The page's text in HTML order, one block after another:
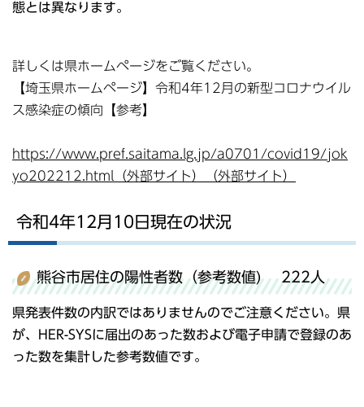
態とは異なります。
詳しくは県ホームページをご覧ください。
【埼玉県ホームページ】令和4年12月の新型コロナウイル
ス感染症の傾向【参考】
https://www.pref.saitama.lg.jp/a0701/covid19/jok
yo202212.html（外部サイト）（外部サイト）
令和4年12月10日現在の状況
熊谷市居住の陽性者数（参考数値) 222人
県発表件数の内訳ではありませんのでご注意ください。県
が、HER-SYSに届出のあった数および電子申請で登録のあ
った数を集計した参考数値です。